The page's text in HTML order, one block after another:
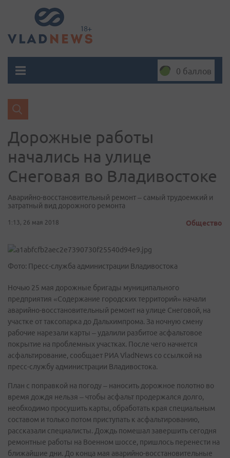
0 баллов
Дорожные работы
начались на улице
Снеговая во Владивостоке
Аварийно-восстановительный ремонт – самый трудоемкий и
затратный вид дорожного ремонта
1:13, 26 мая 2018 Общество
Фото: Пресс-служба администрации Владивостока
Ночью 25 мая дорожные бригады муниципального
предприятия «Содержание городских территорий» начали
аварийно-восстановительный ремонт на улице Снеговой, на
участке от таксопарка до Дальхимпрома. За ночную смену
рабочие нарезали карты – удалили разбитое асфальтовое
покрытие на проблемных участках. После чего начнется
асфальтирование, сообщает РИА VladNews со ссылкой на
пресс-службу администрации Владивостока.
План с поправкой на погоду – наносить дорожное полотно во
время дождя нельзя – чтобы асфальт продержался долго,
необходимо просушить карты, обработать края специальным
составом и только потом приступать к асфальтированию,
рассказали специалисты. Дождь помешал завершить сегодня
ремонтные работы на Военном шоссе, пришлось перенести на
ближайшие дни. До конца мая аварийно-восстановительные